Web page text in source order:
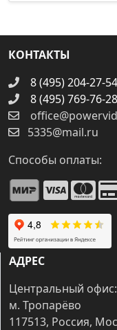
КОНТАКТЫ
8 (495) 204-27-54
8 (495) 769-76-28
5335@mail.ru
Способы оплаты:
АДРЕС
Центральный офис:
м. Тропарёво
117513, Россия,